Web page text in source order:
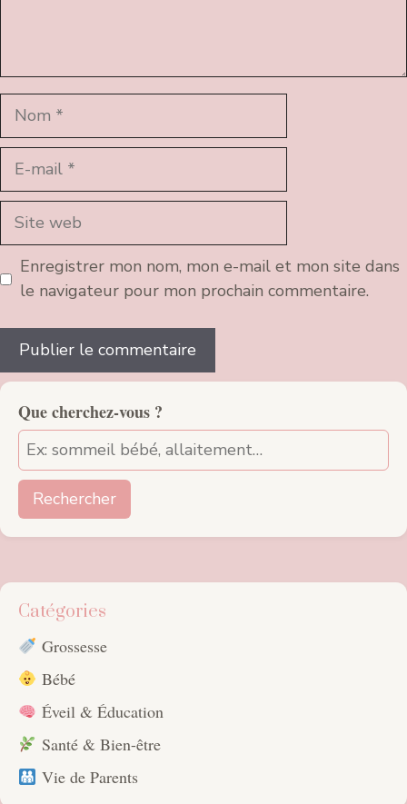
Nom
Site
Enregistrer mon nom, mon e-mail et mon site dans
le navigateur pour mon prochain commentaire.
Que cherchez-vous ?
Rechercher
Catégories
Grossesse
Bébé
Éveil & Éducation
Santé & Bien-être
Vie de Parents